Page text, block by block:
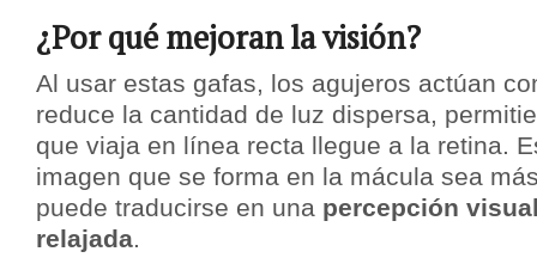
¿Por qué mejoran la visión?
Al usar estas gafas, los agujeros actúan
reduce la cantidad de luz dispersa,
que viaja en línea recta llegue a la retina.
imagen que se forma en la mácula sea
puede traducirse en una percepción
relajada.